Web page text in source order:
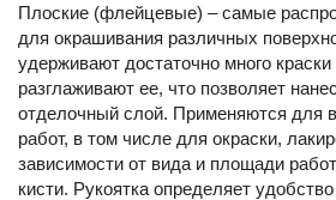
Плоские (флейцевые) – самые
для окрашивания различных
удерживают достаточно много
разглаживают ее, что позволяет
отделочный слой. Применяются для
работ, в том числе для окраски,
зависимости от вида и площади
кисти. Рукоятка определяет